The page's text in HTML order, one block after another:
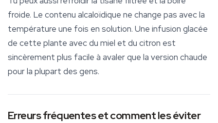
froide. Le contenu alcaloïdique ne change pas avec la
température une fois en solution. Une infusion glacée
de cette plante avec du miel et du citron est
sincèrement plus facile à avaler que la version chaude
pour la plupart des gens.
Erreurs fréquentes et comment les éviter